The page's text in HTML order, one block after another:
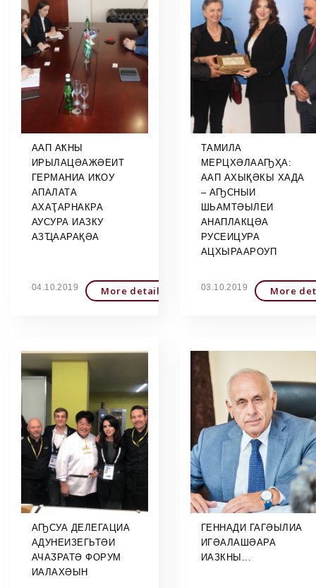
ААП АҞНЫ
ИРЫЛАЦӘАЖӘЕИТ
ГЕРМАНИА ИҞОУ
АПАЛАТА
АХАҬАРНАКРА
АУСУРА ИАЗКУ
АЗҴААРАҚӘА
04.10.2019 More detailed
ТАМИЛА
МЕРЦХӘЛААҦҲА:
ААП АХЫҚӘКЫ ХАДА
– АҦСНЫИ
ШЬАМТӘЫЛЕИ
АНАПЛАКЦӘА
РУСЕИЦУРА
АЦХЫРААРОУП
03.10.2019 More
АҦСУА ДЕЛЕГАЦИА
АДУНЕИЗЕГЬТӘИ
АЧАӠРАТӘ ФОРУМ
ИАЛАХӘЫН
ГЕННАДИ ГАГӘЫЛИА
ИГӘАЛАШӘАРА
ИАЗКНЫ...